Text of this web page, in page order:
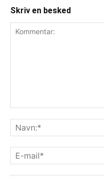
Skriv en besked